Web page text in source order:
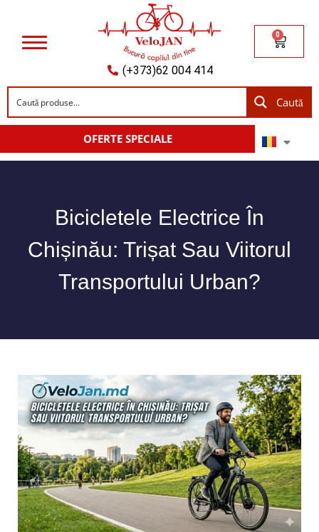
(+373)62 004 414
0
Caută
OFERTE SPECIALE
Bicicletele Electrice În
Chișinău: Trișat Sau Viitorul
Transportului Urban?